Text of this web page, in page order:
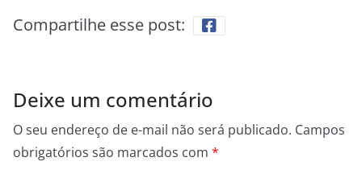
Compartilhe esse post:
Deixe um comentário
O seu endereço de e-mail não será publicado. Campos
obrigatórios são marcados com *